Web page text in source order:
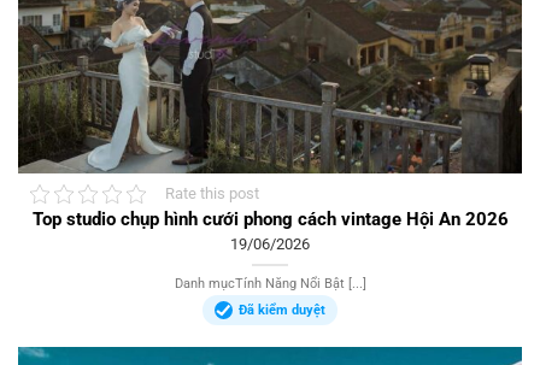
Rate this post
Top studio chụp hình cưới phong cách vintage Hội An 2026
19/06/2026
Danh mụcTính Năng Nổi Bật [...]
Đã kiểm duyệt